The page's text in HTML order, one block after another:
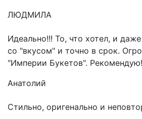
ЛЮДМИЛА
Идеально!!! То, что хотел, и
со "вкусом" и точно в срок.
"Империи Букетов". Рекомендую!
Анатолий
Стильно, оригенально и